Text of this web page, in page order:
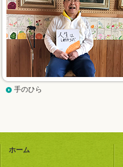
手のひら
ホーム